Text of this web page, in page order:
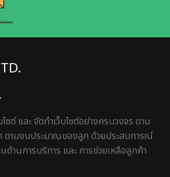
ต์ และ จัดทำเว็บไซต์อย่างครบวงจร ตาม
ตามงบประมาณของลูก ด้วยประสบการณ์
นด้านการบริการ และ การช่วยเหลือลูกค้า